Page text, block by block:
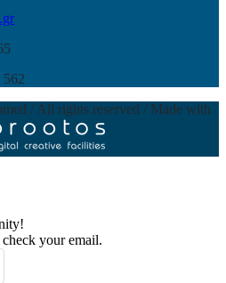
562
/ All rights reserved / Made with
your email.